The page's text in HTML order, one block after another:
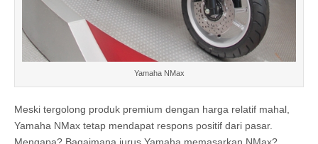
Yamaha NMax
Meski tergolong produk premium dengan harga relatif mahal,
Yamaha NMax tetap mendapat respons positif dari pasar.